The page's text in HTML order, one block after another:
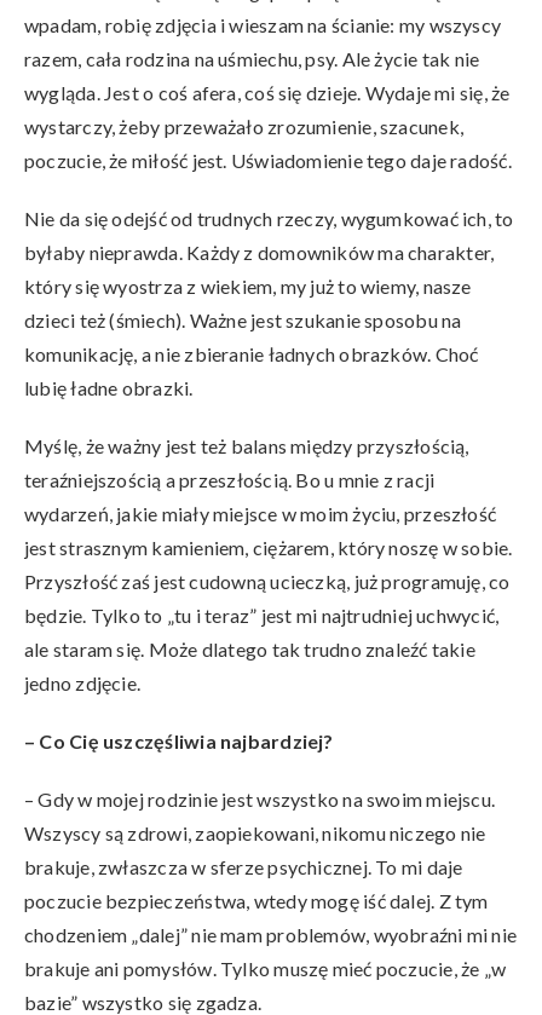
wpadam, robię zdjęcia i wieszam na ścianie: my wszyscy
razem, cała rodzina na uśmiechu, psy. Ale życie tak nie
wygląda. Jest o coś afera, coś się dzieje. Wydaje mi się, że
wystarczy, żeby przeważało zrozumienie, szacunek,
poczucie, że miłość jest. Uświadomienie tego daje radość.
Nie da się odejść od trudnych rzeczy, wygumkować ich, to
byłaby nieprawda. Każdy z domowników ma charakter,
który się wyostrza z wiekiem, my już to wiemy, nasze
dzieci też (śmiech). Ważne jest szukanie sposobu na
komunikację, a nie zbieranie ładnych obrazków. Choć
lubię ładne obrazki.
Myślę, że ważny jest też balans między przyszłością,
teraźniejszością a przeszłością. Bo u mnie z racji
wydarzeń, jakie miały miejsce w moim życiu, przeszłość
jest strasznym kamieniem, ciężarem, który noszę w sobie.
Przyszłość zaś jest cudowną ucieczką, już programuję, co
będzie. Tylko to „tu i teraz” jest mi najtrudniej uchwycić,
ale staram się. Może dlatego tak trudno znaleźć takie
jedno zdjęcie.
– Co Cię uszczęśliwia najbardziej?
– Gdy w mojej rodzinie jest wszystko na swoim miejscu.
Wszyscy są zdrowi, zaopiekowani, nikomu niczego nie
brakuje, zwłaszcza w sferze psychicznej. To mi daje
poczucie bezpieczeństwa, wtedy mogę iść dalej. Z tym
chodzeniem „dalej” nie mam problemów, wyobraźni mi nie
brakuje ani pomysłów. Tylko muszę mieć poczucie, że „w
bazie” wszystko się zgadza.